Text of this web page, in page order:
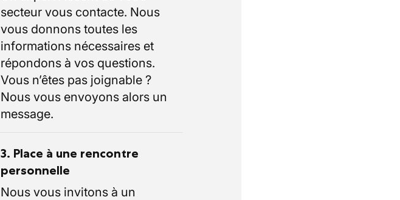
secteur vous contacte. Nous
vous donnons toutes les
informations nécessaires et
répondons à vos questions.
Vous n’êtes pas joignable ?
Nous vous envoyons alors un
message.
3. Place à une rencontre
personnelle
Nous vous invitons à un